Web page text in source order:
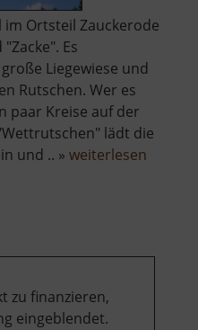
Ortsteil Zauckerode
Es
Liegewiese und
Rutschen. Wer es
paar Kreise auf der
lädt die
und .. » weiterlesen
zu finanzieren,
eingeblendet.